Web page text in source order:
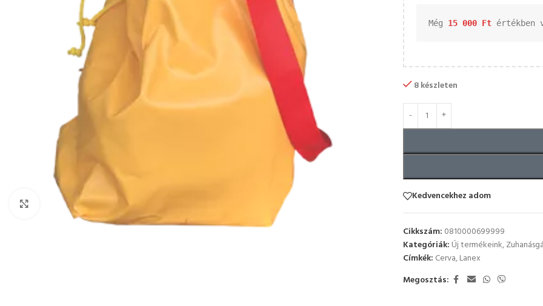
Kattintson a nagyításhoz
Még 15 000 Ft értékben
8 készleten
Kedvencekhez adom
Cikkszám: 0810000699999
Kategóriák: Új termékeink,
Címkék: Cerva,Lanex
Megosztás: